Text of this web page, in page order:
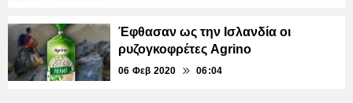
Έφθασαν ως την Ισλανδία οι
ρυζογκοφρέτες Agrino
06 Φεβ 2020 06:04